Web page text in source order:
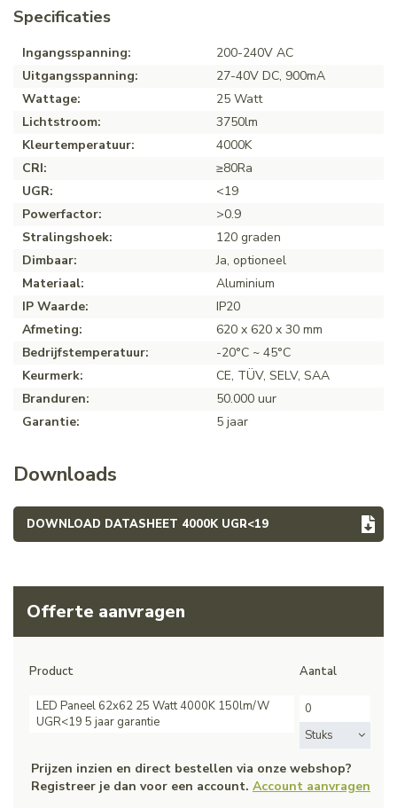
Specificaties
Ingangsspanning:
200-240V AC
Uitgangsspanning:
27-40V DC, 900mA
Wattage:
25 Watt
Lichtstroom:
3750lm
Kleurtemperatuur:
4000K
CRI:
≥80Ra
UGR:
<19
Powerfactor:
>0.9
Stralingshoek:
120 graden
Dimbaar:
Ja, optioneel
Materiaal:
Aluminium
IP Waarde:
IP20
Afmeting:
620 x 620 x 30 mm
Bedrijfstemperatuur:
-20°C ~ 45°C
Keurmerk:
CE, TÜV, SELV, SAA
Branduren:
50.000 uur
Garantie:
5 jaar
Downloads
DOWNLOAD DATASHEET 4000K UGR<19
Offerte aanvragen
Product Aantal
LED Paneel 62x62 25 Watt 4000K 150lm/W
UGR<19 5 jaar garantie
Stuks
Prijzen inzien en direct bestellen via onze webshop?
Registreer je dan voor een account. Account aanvragen